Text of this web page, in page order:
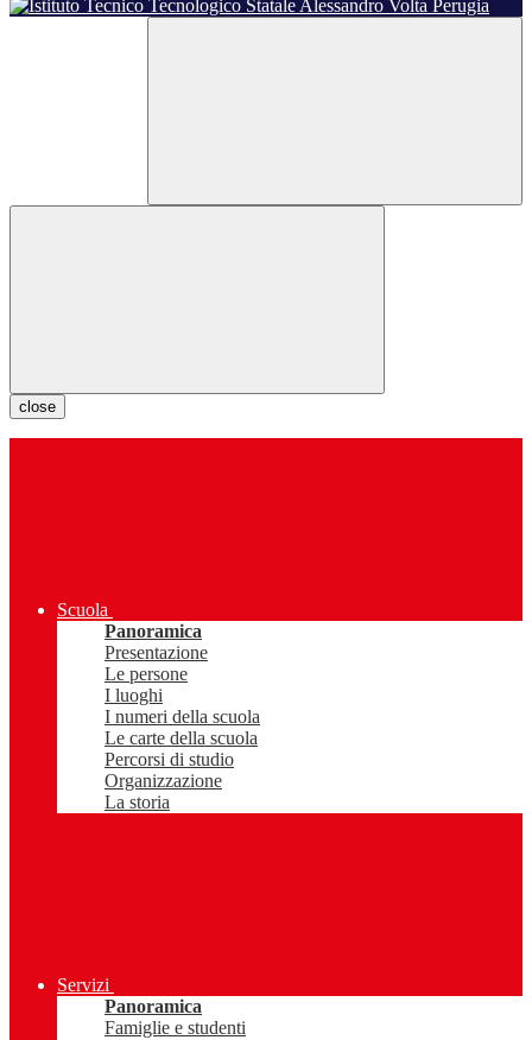
close
Scuola
Panoramica
Presentazione
Le persone
I luoghi
I numeri della scuola
Le carte della scuola
Percorsi di studio
Organizzazione
La storia
Servizi
Panoramica
Famiglie e studenti